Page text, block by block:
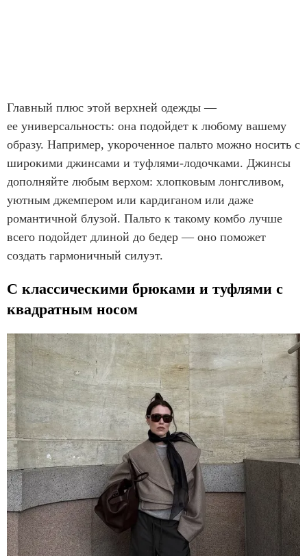
Главный плюс этой верхней одежды —
ее универсальность: она подойдет к любому вашему
образу. Например, укороченное пальто можно носить с
широкими джинсами и туфлями-лодочками. Джинсы
дополняйте любым верхом: хлопковым лонгсливом,
уютным джемпером или кардиганом или даже
романтичной блузой. Пальто к такому комбо лучше
всего подойдет длиной до бедер — оно поможет
создать гармоничный силуэт.
С классическими брюками и туфлями с
квадратным носом